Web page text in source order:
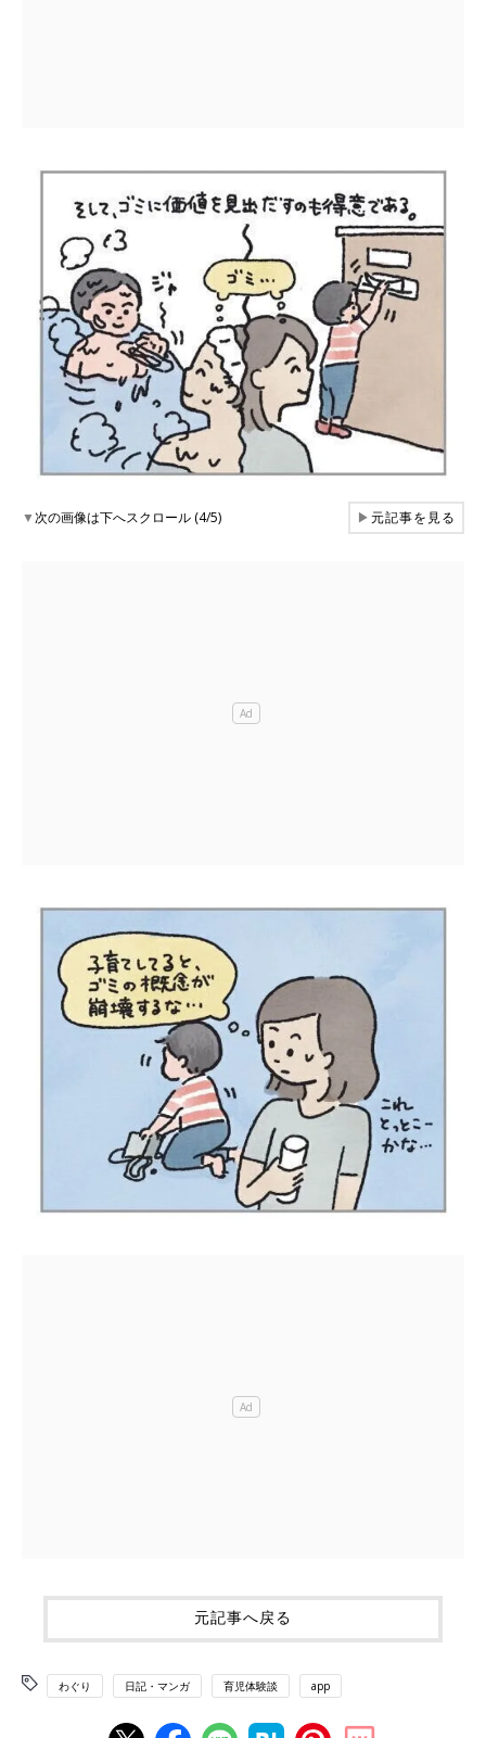
▼次の画像は下へスクロール (4/5) ▶元記事を見る
元記事へ戻る
わぐり 日記・マンガ 育児体験談 app